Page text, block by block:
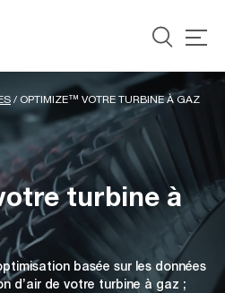
/ OPTIMIZE™ VOTRE TURBINE À GAZ
turbine à
basée sur les données
d’air de votre turbine à gaz ;